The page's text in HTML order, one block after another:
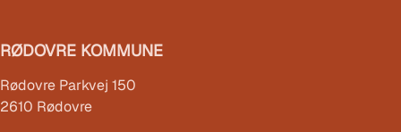
RØDOVRE KOMMUNE
Rødovre Parkvej 150
2610 Rødovre